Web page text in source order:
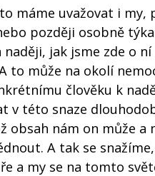
máme uvažovat i my,
později osobně
jak jsme zde o
to může na okolí
člověku k
v této snaze
obsah nám on může
A tak se
a my se na tomto